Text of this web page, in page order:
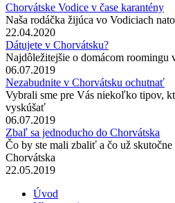
Chorvátske Vodice v čase karantény
Naša rodáčka žijúca vo Vodiciach
22.04.2020
Dátujete v Chorvátsku?
Najdôležitejšie o domácom roomingu
06.07.2019
Nezabudnite v Chorvátsku ochutnať
Vybrali sme pre Vás niekoľko tipov,
vyskúšať
06.07.2019
Zbaľ sa jednoducho do Chorvátska
Čo by ste mali zbaliť a čo už skutočne
Chorvátska
22.05.2019
Úvod